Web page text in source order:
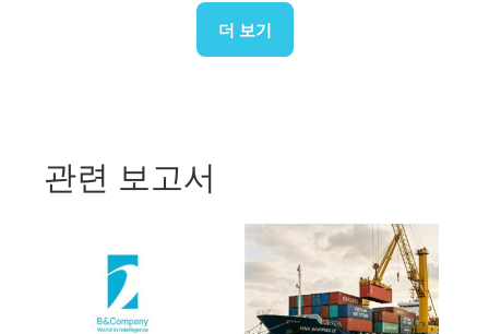
더 보기
관련 보고서